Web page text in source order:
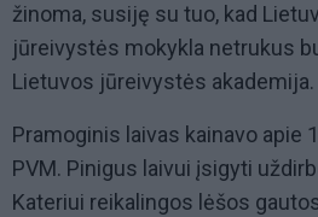
žinoma, susiję su tuo, kad
jūreivystės mokykla netrukus
Lietuvos jūreivystės akademija.
Pramoginis laivas kainavo apie
PVM. Pinigus laivui įsigyti
Kateriui reikalingos lėšos